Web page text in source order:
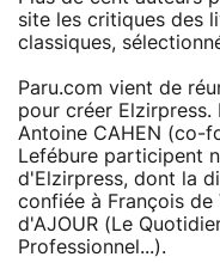
site les critiques des
classiques,
Paru.com vient de
pour créer Elzirpress.
Antoine CAHEN (co-
Lefébure participent
d'Elzirpress, dont la
confiée à François de
d'AJOUR (Le
Professionnel...).